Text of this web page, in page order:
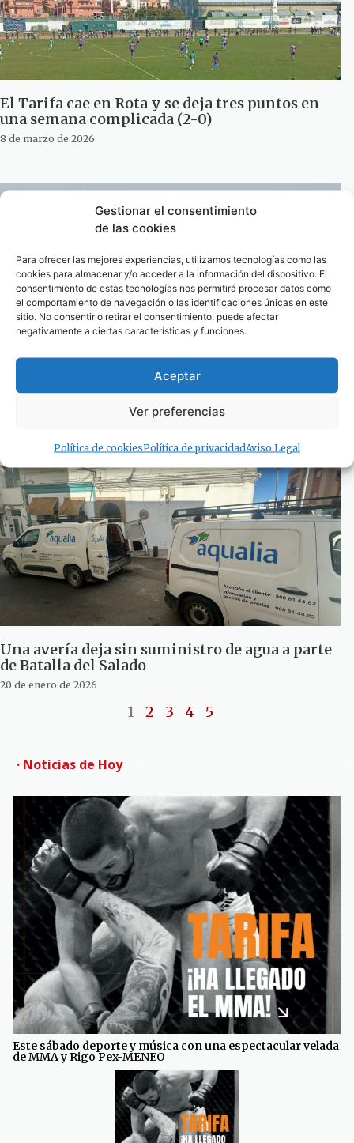
Gestionar el consentimiento
de las cookies
Para ofrecer las mejores experiencias, utilizamos tecnologías como las
cookies para almacenar y/o acceder a la información del dispositivo. El
consentimiento de estas tecnologías nos permitirá procesar datos como
el comportamiento de navegación o las identificaciones únicas en este
sitio. No consentir o retirar el consentimiento, puede afectar
negativamente a ciertas características y funciones.
Aceptar
Ver preferencias
Política de cookiesPolítica de privacidadAviso Legal
El Tarifa cae en Rota y se deja tres puntos en
una semana complicada (2-0)
8 de marzo de 2026
Un fallo técnico deja momentáneamente sin
gobierno a un buque en aguas de Tarifa
Una avería deja sin suministro de agua a parte
de Batalla del Salado
20 de enero de 2026
1 2 3 4 5
· Noticias de Hoy
Este sábado deporte y música con una espectacular velada
de MMA y Rigo Pex-MENEO